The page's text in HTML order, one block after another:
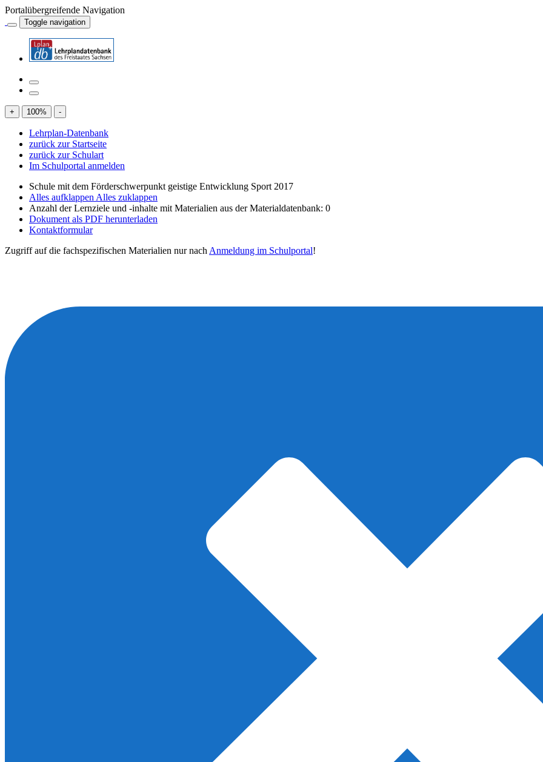
Portalübergreifende Navigation
Toggle navigation
+ 100% -
Lehrplan-Datenbank
zurück zur Startseite
zurück zur Schulart
Im Schulportal anmelden
Schule mit dem Förderschwerpunkt geistige Entwicklung Sport 2017
Alles aufklappen Alles zuklappen
Anzahl der Lernziele und -inhalte mit Materialien aus der Materialdatenbank: 0
Dokument als PDF herunterladen
Kontaktformular
Zugriff auf die fachspezifischen Materialien nur nach Anmeldung im Schulportal!